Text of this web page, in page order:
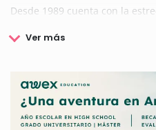
Desde 1989 cuenta con la
Científicas (CSIC), para la
Ayudas y revisión de los
finales.
La Fundación Domingo
desde sus comienzos en